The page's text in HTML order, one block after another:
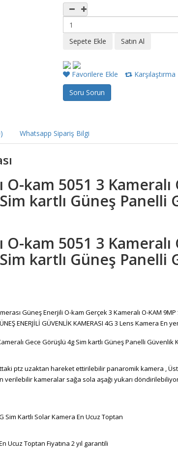
Favorilere Ekle
Soru Sorun
Whatsapp Sipariş Bilgi
O-kam 5051 3 Kameralı
kartlı Güneş Panelli
O-kam 5051 3 Kameralı
kartlı Güneş Panelli
Güneş Enerjili O-kam Gerçek 3 Kameralı O-KAM 9MP
ENERJİLİ GÜVENLİK KAMERASI 4G 3 Lens Kamera En
Gece Görüşlü 4g Sim kartlı Güneş Panelli Güvenlik
ptz uzaktan hareket ettirilebilir panaromik kamera ,
kameralar sağa sola aşağı yukarı
Sim Kartlı Solar Kamera En Ucuz Toptan
Ucuz Toptan Fiyatına 2 yıl garantili